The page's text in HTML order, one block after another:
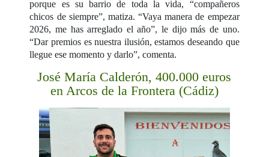
porque es su barrio de toda la vida, “compañeros
chicos de siempre”, matiza. “Vaya manera de empezar
2026, me has arreglado el año”, le dijo más de uno.
“Dar premios es nuestra ilusión, estamos deseando que
llegue ese momento y darlo”, comenta.
José María Calderón, 400.000 euros
en Arcos de la Frontera (Cádiz)